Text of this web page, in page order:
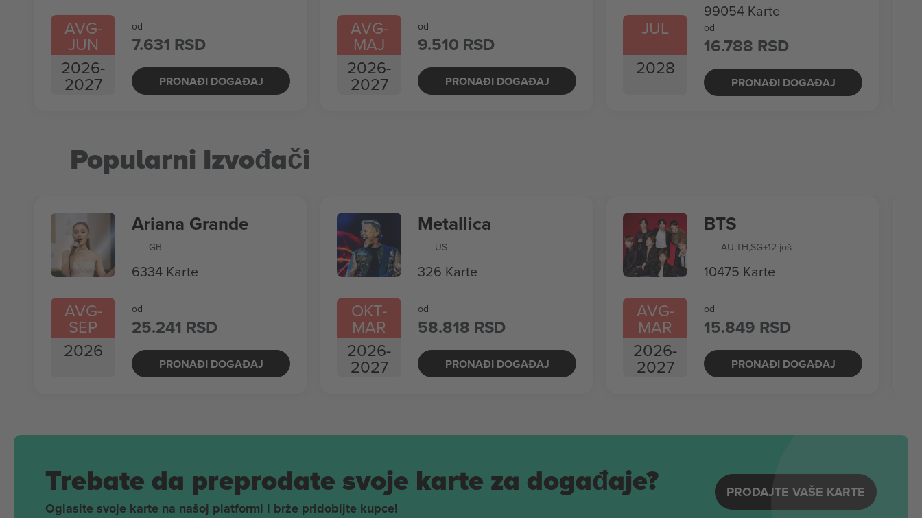
AVG-
JUN
2026-
2027
od
7.631 RSD
PRONAĐI DOGAĐAJ
AVG-
MAJ
2026-
2027
od
9.510 RSD
PRONAĐI DOGAĐAJ
JUL
2028
99054 Karte
od
16.788 RSD
PRONAĐI DOGAĐAJ
Popularni Izvođači
AVG-
SEP
2026
Ariana Grande
GB
6334 Karte
od
25.241 RSD
PRONAĐI DOGAĐAJ
OKT-
MAR
2026-
2027
Metallica
US
326 Karte
od
58.818 RSD
PRONAĐI DOGAĐAJ
AVG-
MAR
2026-
2027
BTS
AU,TH,SG+12 još
10475 Karte
od
15.849 RSD
PRONAĐI DOGAĐAJ
Trebate da preprodate svoje karte za događaje?
Oglasite svoje karte na našoj platformi i brže pridobijte kupce!
PRODAJTE VAŠE KARTE